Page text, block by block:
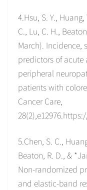
4.Hsu, S. Y., Huang,
C., Lu, C. H.,
March). Incidence,
predictors of
peripheral
patients with
Cancer Care,
5.Chen, S. C.,
Beaton, R. D., &
Non-randomized
and elastic-band